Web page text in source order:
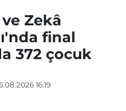
ve Zekâ
final
372 çocuk
16:19